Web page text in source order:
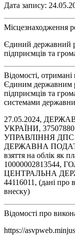
Дата запису:
Місцезнаходження
Єдиний державний
підприємців та
Відомості, отримані
Єдиним державним
підприємців та
системами
27.05.2024,
УКРАЇНИ,
УПРАВЛІННЯ
ДЕРЖАВНА
взяття на облік як
ЦЕНТРАЛЬНА
44116011, (дані про
внеску)
Відомості про
https://